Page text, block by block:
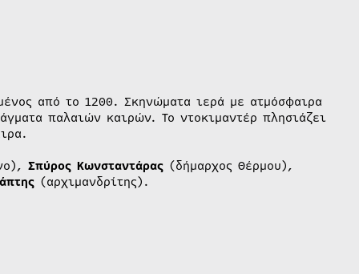
από το 1200. Σκηνώματα ιερά με ατμόσφαιρα
παλαιών καιρών. Το ντοκιμαντέρ πλησιάζει
Σπύρος Κωνσταντάρας(δήμαρχος Θέρμου),
(αρχιμανδρίτης).